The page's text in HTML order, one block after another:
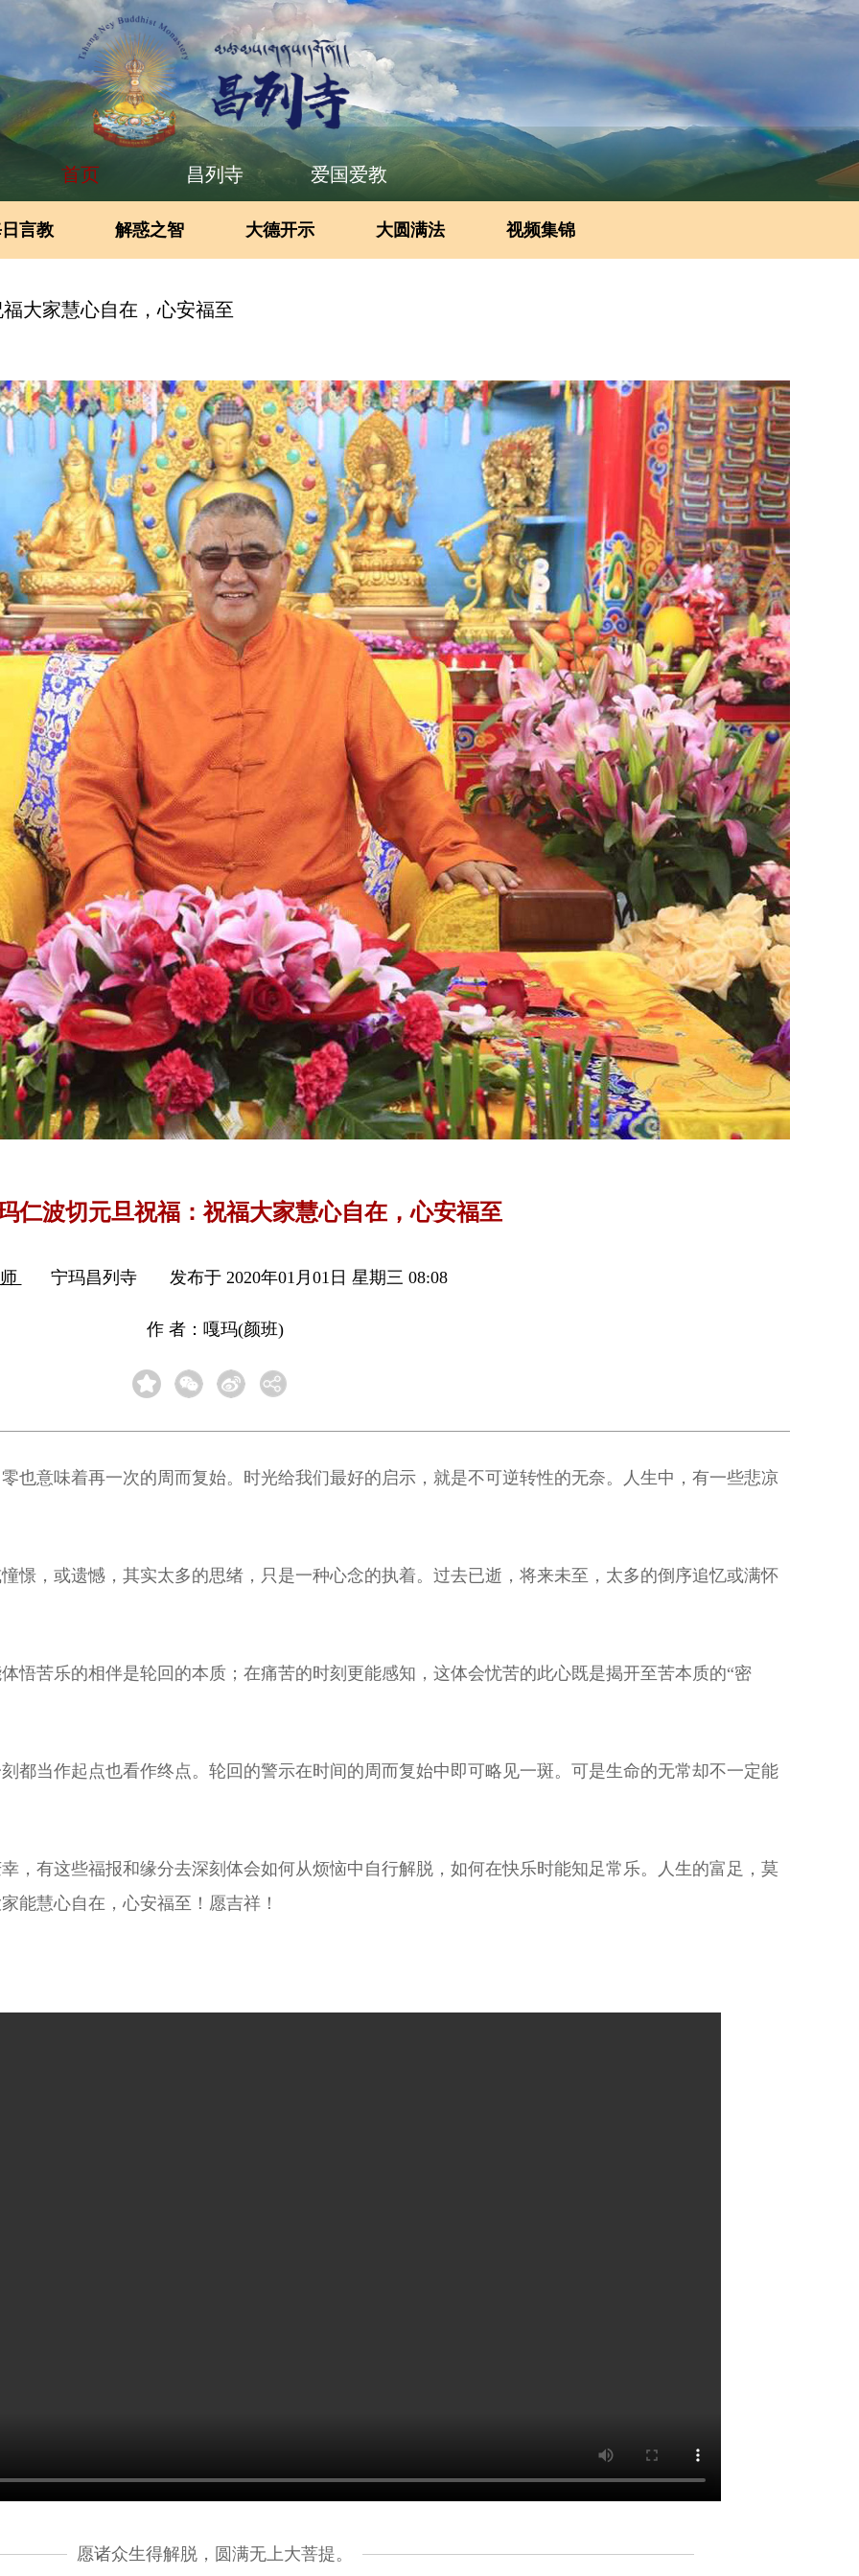
首页 昌列寺 爱国爱教
言教 解惑之智 大德开示 大圆满法 视频集锦
大家慧心自在，心安福至
仁波切元旦祝福：祝福大家慧心自在，心安福至
宁玛昌列寺 发布于 2020年01月01日 星期三 08:08
作 者：嘎玛(颜班)
也意味着再一次的周而复始。时光给我们最好的启示，就是不可逆转性的无奈。人生中，有一些悲凉
憬，或遗憾，其实太多的思绪，只是一种心念的执着。过去已逝，将来未至，太多的倒序追忆或满怀
悟苦乐的相伴是轮回的本质；在痛苦的时刻更能感知，这体会忧苦的此心既是揭开至苦本质的“密
都当作起点也看作终点。轮回的警示在时间的周而复始中即可略见一斑。可是生命的无常却不一定能
，有这些福报和缘分去深刻体会如何从烦恼中自行解脱，如何在快乐时能知足常乐。人生的富足，莫
能慧心自在，心安福至！愿吉祥！
愿诸众生得解脱，圆满无上大菩提。